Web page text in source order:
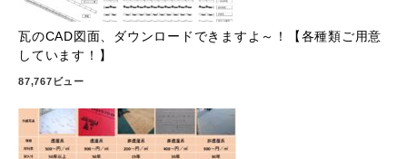
瓦のCAD図面、ダウンロードできますよ～！【各種類ご用意
しています！】
87,767ビュー